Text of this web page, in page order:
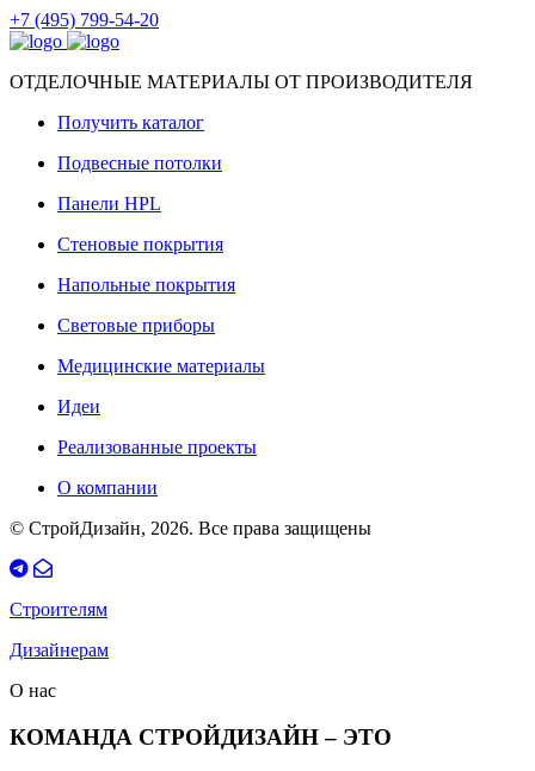
+7 (495) 799-54-20
ОТДЕЛОЧНЫЕ МАТЕРИАЛЫ ОТ ПРОИЗВОДИТЕЛЯ
Получить каталог
Подвесные потолки
Панели HPL
Стеновые покрытия
Напольные покрытия
Световые приборы
Медицинские материалы
Идеи
Реализованные проекты
О компании
© СтройДизайн, 2026. Все права защищены
Строителям
Дизайнерам
О нас
КОМАНДА СТРОЙДИЗАЙН – ЭТО